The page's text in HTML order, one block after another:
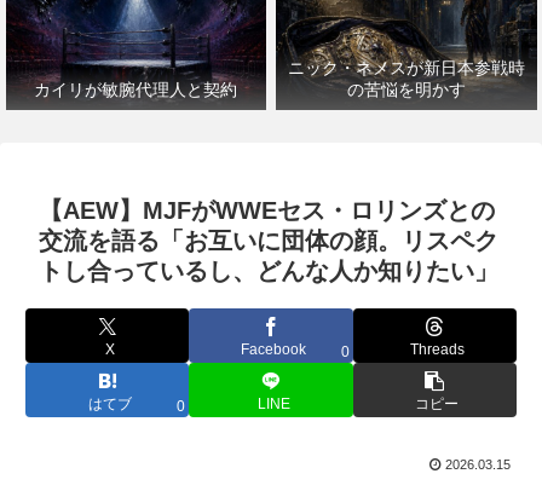
カイリが敏腕代理人と契約
ニック・ネメスが新日本参戦時
の苦悩を明かす
【AEW】MJFがWWEセス・ロリンズとの
交流を語る「お互いに団体の顔。リスペク
トし合っているし、どんな人か知りたい」
X Facebook 0 Threads
はてブ 0 LINE コピー
2026.03.15